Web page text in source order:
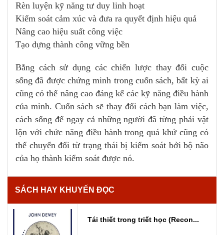
Rèn luyện kỹ năng tư duy linh hoạt
Kiểm soát cảm xúc và đưa ra quyết định hiệu quả
Nâng cao hiệu suất công việc
Tạo dựng thành công vững bền
Bằng cách sử dụng các chiến lược thay đổi cuộc
sống đã được chứng minh trong cuốn sách, bất kỳ ai
cũng có thể nâng cao đáng kể các kỹ năng điều hành
của mình. Cuốn sách sẽ thay đổi cách bạn làm việc,
cách sống để ngay cả những người đã từng phải vật
lộn với chức năng điều hành trong quá khứ cũng có
thể chuyển đổi từ trạng thái bị kiểm soát bởi bộ não
của họ thành kiểm soát được nó.
SÁCH HAY KHUYẾN ĐỌC
Tái thiết trong triết học (Recon...